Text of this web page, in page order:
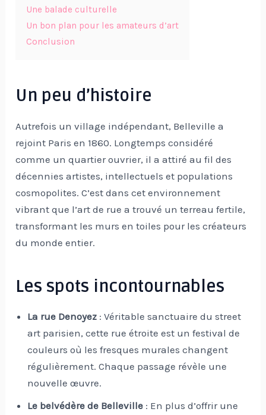
Une balade culturelle
Un bon plan pour les amateurs d’art
Conclusion
Un peu d’histoire
Autrefois un village indépendant, Belleville a
rejoint Paris en 1860. Longtemps considéré
comme un quartier ouvrier, il a attiré au fil des
décennies artistes, intellectuels et populations
cosmopolites. C’est dans cet environnement
vibrant que l’art de rue a trouvé un terreau fertile,
transformant les murs en toiles pour les créateurs
du monde entier.
Les spots incontournables
La rue Denoyez : Véritable sanctuaire du street
art parisien, cette rue étroite est un festival de
couleurs où les fresques murales changent
régulièrement. Chaque passage révèle une
nouvelle œuvre.
Le belvédère de Belleville : En plus d’offrir une